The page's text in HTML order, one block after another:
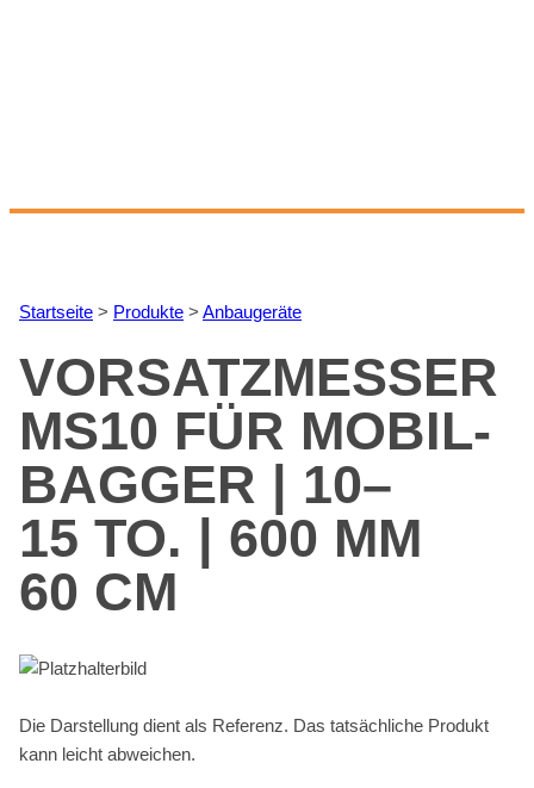
Start­sei­te > Pro­duk­te > An­bau­ge­rä­te
VOR­SATZ­MES­SER
MS10 FÜR MO­BIL­
BAG­GER | 10–
15 TO. | 600 MM
60 CM
Die Dar­stel­lung dient als Re­fe­renz. Das tat­säch­li­che Pro­dukt
kann leicht ab­wei­chen.